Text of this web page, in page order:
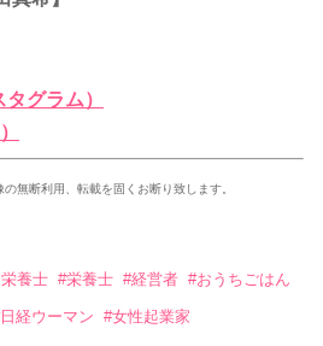
グラム）
無断利用、転載を固くお断り致します。
養士 #栄養士 #経営者 #おうちごはん
日経ウーマン #女性起業家